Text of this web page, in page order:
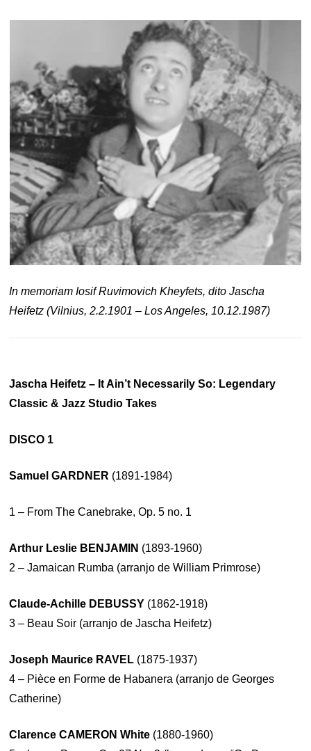
In memoriam Iosif Ruvimovich Kheyfets, dito Jascha
Heifetz (Vilnius, 2.2.1901 – Los Angeles, 10.12.1987)
Jascha Heifetz – It Ain’t Necessarily So: Legendary
Classic & Jazz Studio Takes
DISCO 1
Samuel GARDNER (1891-1984)
1 – From The Canebrake, Op. 5 no. 1
Arthur Leslie BENJAMIN (1893-1960)
2 – Jamaican Rumba (arranjo de William Primrose)
Claude-Achille DEBUSSY (1862-1918)
3 – Beau Soir (arranjo de Jascha Heifetz)
Joseph Maurice RAVEL (1875-1937)
4 – Pièce en Forme de Habanera (arranjo de Georges
Catherine)
Clarence CAMERON White (1880-1960)